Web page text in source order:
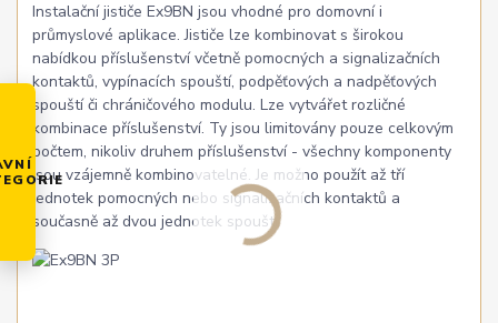
Instalační jističe Ex9BN jsou vhodné pro domovní i
průmyslové aplikace. Jističe lze kombinovat s širokou
nabídkou příslušenství včetně pomocných a signalizačních
kontaktů, vypínacích spouští, podpěťových a nadpěťových
spouští či chráničového modulu. Lze vytvářet rozličné
kombinace příslušenství. Ty jsou limitovány pouze celkovým
počtem, nikoliv druhem příslušenství - všechny komponenty
jsou vzájemně kombinovatelné. Je možno použít až tří
jednotek pomocných nebo signalizačních kontaktů a
současně až dvou jednotek spouští.